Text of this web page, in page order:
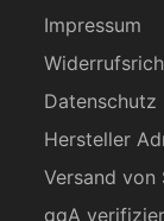
Impressum
Datenschutz
Hersteller
Versand von
ggA